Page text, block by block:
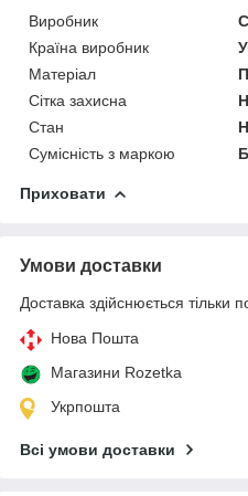
Виробник
Країна виробник
Матеріал
Сітка захисна
Стан
Сумісність з маркою
Приховати
Умови доставки
Доставка здійснюється тільки
Нова Пошта
Магазини Rozetka
Укрпошта
Всі умови доставки